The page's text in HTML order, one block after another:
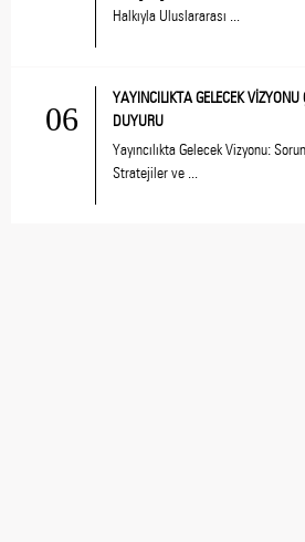
Halkıyla Uluslararası ...
06
YAYINCILIKTA GELECEK
DUYURU
Yayıncılıkta Gelecek Vizyonu:
Stratejiler ve ...